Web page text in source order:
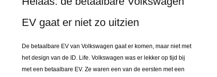
EV gaat er niet zo uitzien
De betaalbare EV van Volkswagen gaat er komen, maar niet met
het design van de ID. Life. Volkswagen was er lekker op tijd bij
met een betaalbare EV. Ze waren een van de eersten met een